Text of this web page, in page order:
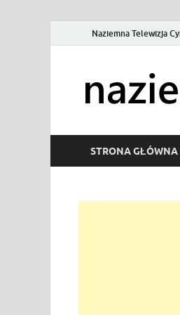
Naziemna Telewizja
STRONA GŁÓWNA